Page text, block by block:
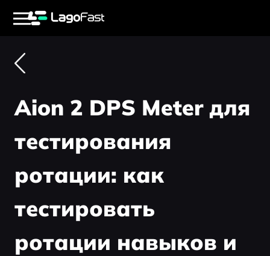
Aion 2 DPS Meter для
тестирования
ротации: как
тестировать
ротации навыков и